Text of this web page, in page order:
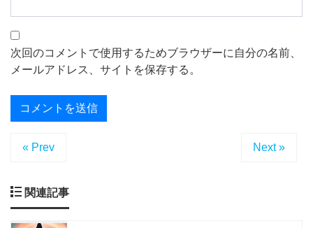
次回のコメントで使用するためブラウザーに自分の名前、
メールアドレス、サイトを保存する。
« Prev Next »
関連記事